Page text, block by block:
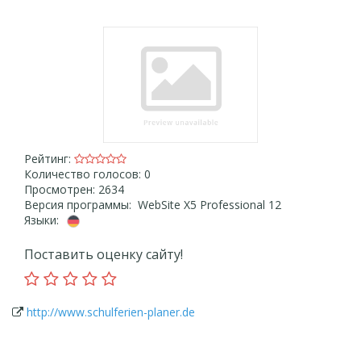
Рейтинг:
Количество голосов: 0
Просмотрен: 2634
Версия программы: WebSite X5 Professional 12
Языки:
Поставить оценку сайту!
http://www.schulferien-planer.de